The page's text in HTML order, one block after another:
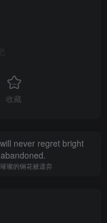
收藏
never regret bright
璨的钢花被遗弃